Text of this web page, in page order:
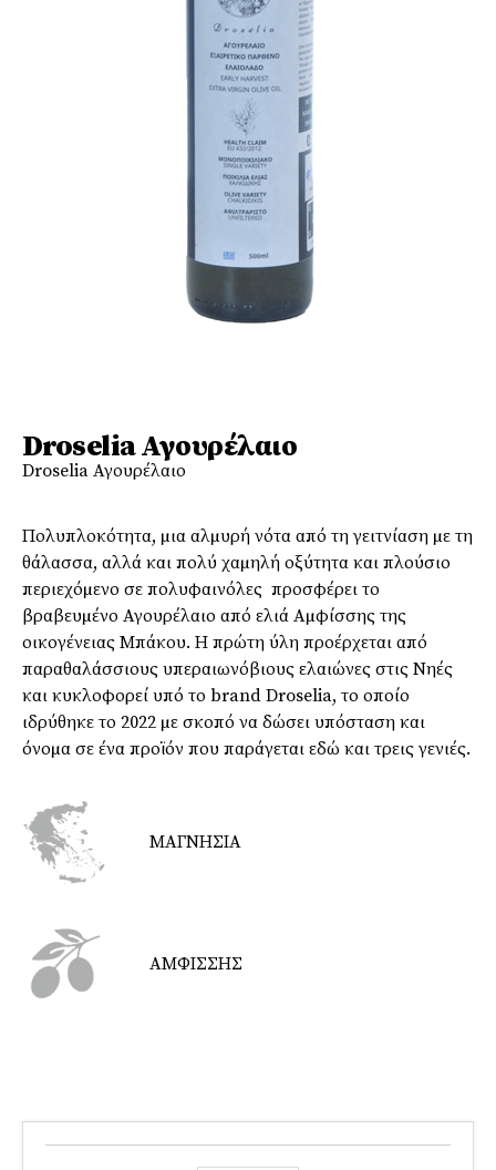
Droselia Αγουρέλαιο
Droselia Αγουρέλαιο
Πολυπλοκότητα, µια αλµυρή νότα από τη γειτνίαση µε τη
θάλασσα, αλλά και πολύ χαµηλή οξύτητα και πλούσιο
περιεχόµενο σε πολυφαινόλες προσφέρει το
βραβευµένο Αγουρέλαιο από ελιά Αµφίσσης της
οικογένειας Μπάκου. Η πρώτη ύλη προέρχεται από
παραθαλάσσιους υπεραιωνόβιους ελαιώνες στις Νηές
και κυκλοφορεί υπό το brand Droselia, το οποίο
ιδρύθηκε το 2022 µε σκοπό να δώσει υπόσταση και
όνοµα σε ένα προϊόν που παράγεται εδώ και τρεις γενιές.
ΜΑΓΝΗΣΙΑ
ΑΜΦΙΣΣΗΣ